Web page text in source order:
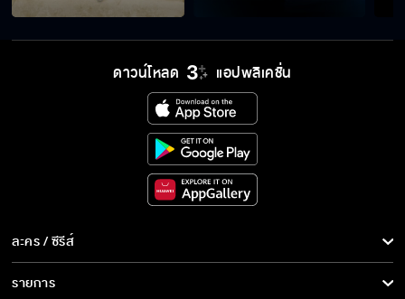
ดาวน์โหลด แอปพลิเคชั่น
ละคร / ซีรีส์
ละคร/ซีรีส์
รายการ